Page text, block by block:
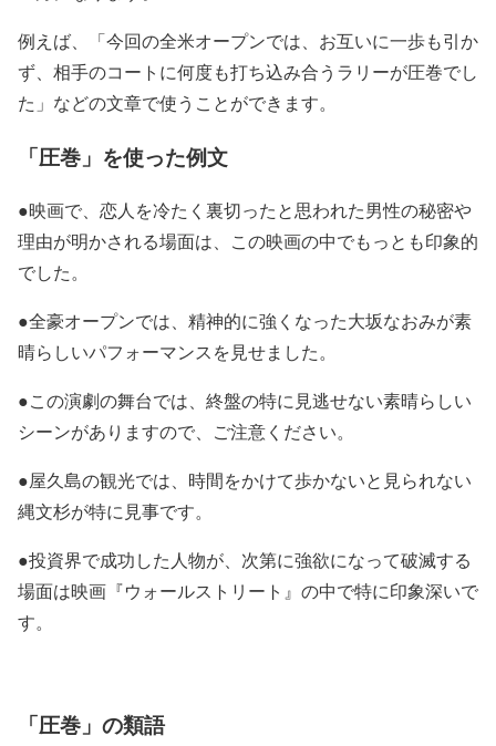
例えば、
「今回の全米オープンでは、お互いに一歩も引か
ず、相手のコートに何度も打ち込み合うラリーが圧巻でし
た」 などの文章で使うことができます。
「圧巻」を使った例文
●映画で、恋人を冷たく裏切ったと思われた男性の秘密や
理由が明かされる場面は、この映画の中でもっとも印象的
でした。
●全豪オープンでは、精神的に強くなった大坂なおみが素
晴らしいパフォーマンスを見せました。
●この演劇の舞台では、終盤の特に見逃せない素晴らしい
シーンがありますので、ご注意ください。
●屋久島の観光では、時間をかけて歩かないと見られない
縄文杉が特に見事です。
●投資界で成功した人物が、次第に強欲になって破滅する
場面は映画『ウォールストリート』の中で特に印象深いで
す。
「圧巻」の類語